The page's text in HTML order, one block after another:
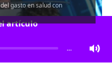
gasto en salud con
artículo
…